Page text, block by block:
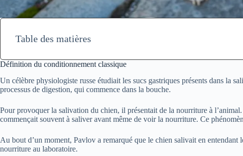
Table des matières
Définition du conditionnement classique
Un célèbre physiologiste russe étudiait les sucs gastriques présents dans la
processus de digestion, qui commence dans la bouche.
Pour provoquer la salivation du chien, il présentait de la nourriture à
commençait souvent à saliver avant même de voir la nourriture. Ce
Au bout d’un moment, Pavlov a remarqué que le chien salivait en entendant
nourriture au laboratoire.